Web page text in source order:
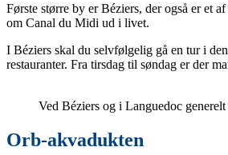
Første større by er Béziers, der også er et
om Canal du Midi ud i livet.
I Béziers skal du selvfølgelig gå en tur i
restauranter. Fra tirsdag til søndag er der
Ved Béziers og i Languedoc
Orb-akvadukten